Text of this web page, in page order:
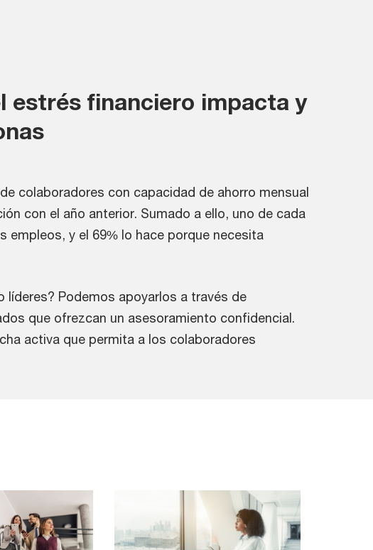
estrés financiero impacta y
colaboradores con capacidad de ahorro mensual
con el año anterior. Sumado a ello, uno de cada
empleos, y el 69% lo hace porque necesita
Podemos apoyarlos a través de
que ofrezcan un asesoramiento confidencial.
activa que permita a los colaboradores